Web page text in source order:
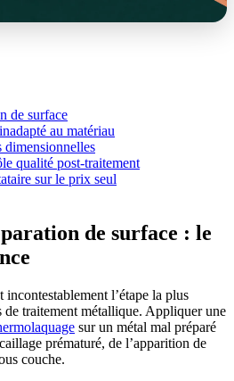
de surface
au matériau
dimensionnelles
qualité post-traitement
sur le prix seul
de surface : le
l’étape la plus
de traitement métallique. Appliquer une
sur un métal mal préparé
prématuré, de l’apparition de
couche.